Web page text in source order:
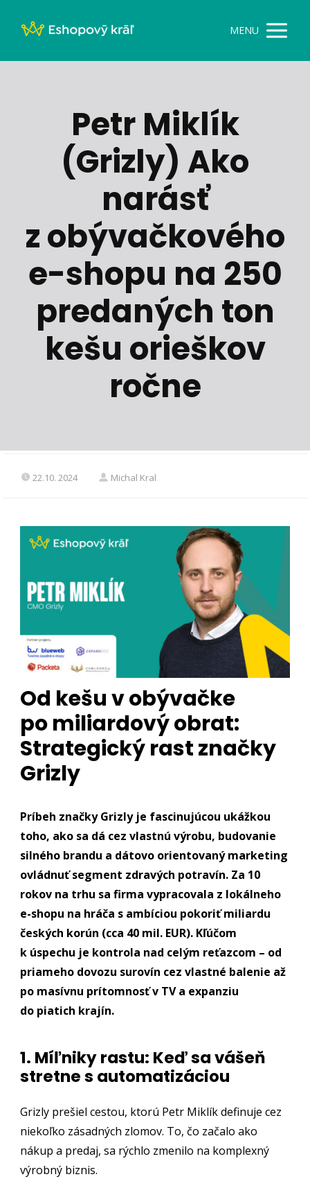
MENU
Petr Miklík
(Grizly) Ako
narásť
z obývačkového
e-shopu na 250
predaných ton
kešu orieškov
ročne
22.10. 2024 Michal Kral
Od kešu v obývačke
po miliardový obrat:
Strategický rast značky
Grizly
Príbeh značky Grizly je fascinujúcou ukážkou
toho, ako sa dá cez vlastnú výrobu, budovanie
silného brandu a dátovo orientovaný marketing
ovládnuť segment zdravých potravín. Za 10
rokov na trhu sa firma vypracovala z lokálneho
e-shopu na hráča s ambíciou pokoriť miliardu
českých korún (cca 40 mil. EUR). Kľúčom
k úspechu je kontrola nad celým reťazcom – od
priameho dovozu surovín cez vlastné balenie až
po masívnu prítomnosť v TV a expanziu
do piatich krajín.
1. Míľniky rastu: Keď sa vášeň
stretne s automatizáciou
Grizly prešiel cestou, ktorú Petr Miklík definuje cez
niekoľko zásadných zlomov. To, čo začalo ako
nákup a predaj, sa rýchlo zmenilo na komplexný
výrobný biznis.